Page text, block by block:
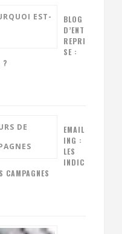
BLOG
D’ENT
REPRI
SE :
?
EMAIL
ING :
LES
INDIC
CAMPAGNES